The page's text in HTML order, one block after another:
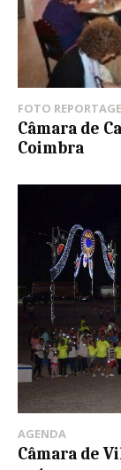
FOTO
Câmara de
Coimbra
AGENDA
Câmara de